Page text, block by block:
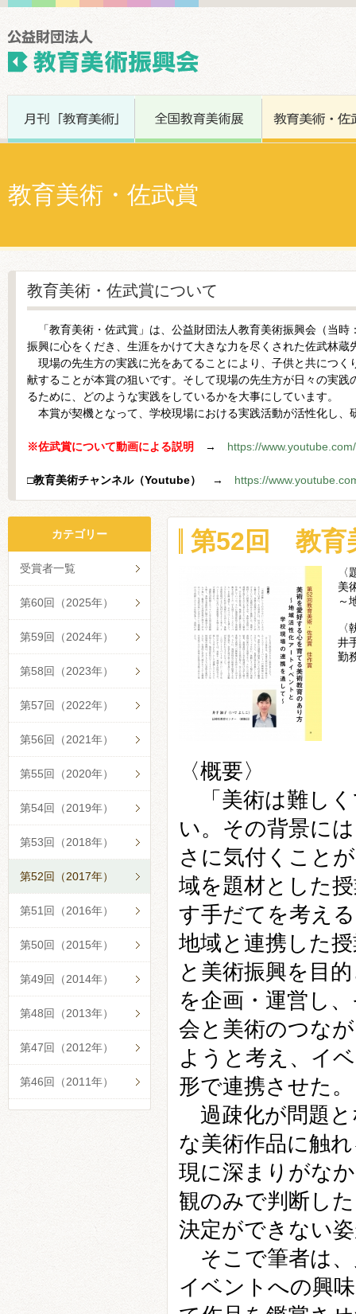
教育美術・佐武賞
教育美術・佐武賞について
「教育美術・佐武賞」は、公益財団法人教育美術振興会（当
振興に心をくだき、生涯をかけて大きな力を尽くされた佐武林
現場の先生方の実践に光をあてることにより、子供と共につ
献することが本賞の狙いです。そして現場の先生方が日々の実
るために、どのような実践をしているかを大事にしています。
本賞が契機となって、学校現場における実践活動が活性化し、
※佐武賞について動画による説明 → https://
□教育美術チャンネル（Youtube） → https://
第52回 教育
〈
美
～
〈
井
勤
〈概要〉
「美術は難しく
い。その背景に
さに気付くこと
域を題材とした
す手だてを考え
地域と連携した
と美術振興を目
を企画・運営し
会と美術のつな
ようと考え、イ
形で連携させた。
過疎化が問題と
な美術作品に触
現に深まりがな
観のみで判断し
決定ができない
そこで筆者は、
イベントへの興
カテゴリー
受賞者一覧
第60回（2025年）
第59回（2024年）
第58回（2023年）
第57回（2022年）
第56回（2021年）
第55回（2020年）
第54回（2019年）
第53回（2018年）
第52回（2017年）
第51回（2016年）
第50回（2015年）
第49回（2014年）
第48回（2013年）
第47回（2012年）
第46回（2011年）